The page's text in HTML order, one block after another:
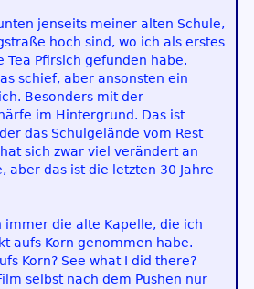
jenseits meiner alten Schule,
hoch sind, wo ich als erstes
Tea Pfirsich gefunden habe.
schief, aber ansonsten ein
Besonders mit der
im Hintergrund. Das ist
das Schulgelände vom Rest
sich zwar viel verändert an
aber das ist die letzten 30 Jahre
immer die alte Kapelle, die ich
aufs Korn genommen habe.
Korn? See what I did there?
selbst nach dem Pushen nur